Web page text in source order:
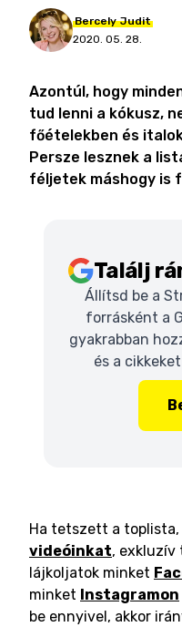
Bercely Judit
2020. 05. 28.
Azontúl, hogy
tud lenni a kókusz,
főételekben és
Persze lesznek a
féljetek máshogy is
Találj
Állítsd be a
forrásként a
gyakrabban
és a
Ha tetszett a toplista,
videóinkat, exkluzív
lájkoljatok minket
minket Instagramon
be ennyivel, akkor